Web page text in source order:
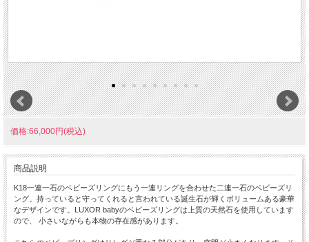
価格:66,000円(税込)
商品説明
K18一連一石のベビーズリングにもう一連リングを合わせた二連一石のベビーズリ
ング。持っていると守ってくれると言われている誕生石が輝くボリュームある豪華
なデザインです。LUXOR babyのベビーズリングは上質の天然石を使用しています
ので、 小さいながらも本物の存在感があります。